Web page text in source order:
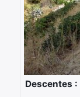
Descentes